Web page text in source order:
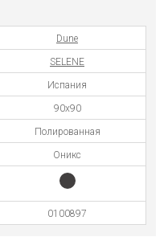
Dune
SELENE
Испания
90x90
Полированная
Оникс
0100897